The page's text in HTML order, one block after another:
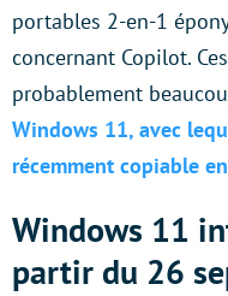
portables 2-en-1
concernant Copilot.
probablement
Windows 11, avec
récemment copiable
Windows 11
partir du 26